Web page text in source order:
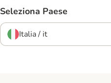
Seleziona Paese
Italia / it